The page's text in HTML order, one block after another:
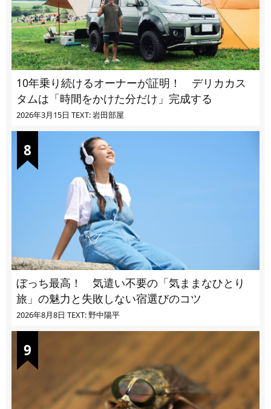
10年乗り続けるオーナーが証明！ デリカカス
タムは「時間をかけた分だけ」完成する
2026年3月15日 TEXT: 岩田部屋
ぼっち最高！ 気遣い不要の「気ままなひとり
旅」の魅力と失敗しない宿選びのコツ
2026年8月8日 TEXT: 野中陽平